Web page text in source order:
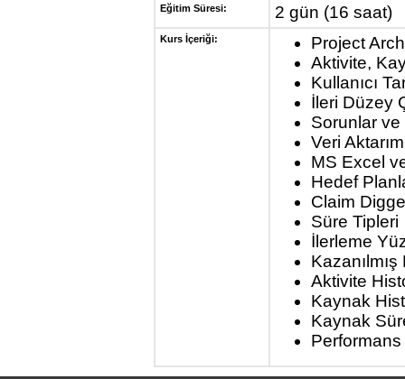
Eğitim Süresi: 2 gün (16 saat)
Kurs İçeriği:
Project
Aktivite,
Kullanıcı
İleri Düzey
Sorunlar
Veri
MS Excel
Hedef
Claim
Süre Tipleri
İlerleme
Aktivite
Kaynak
Kaynak